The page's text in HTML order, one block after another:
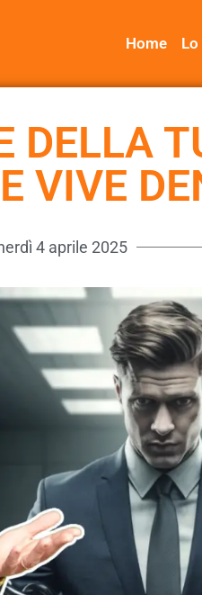
Home
DELLA
VIVE
4 aprile 2025